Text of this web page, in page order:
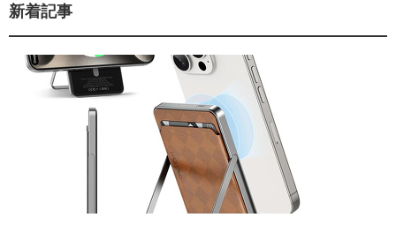
新着記事